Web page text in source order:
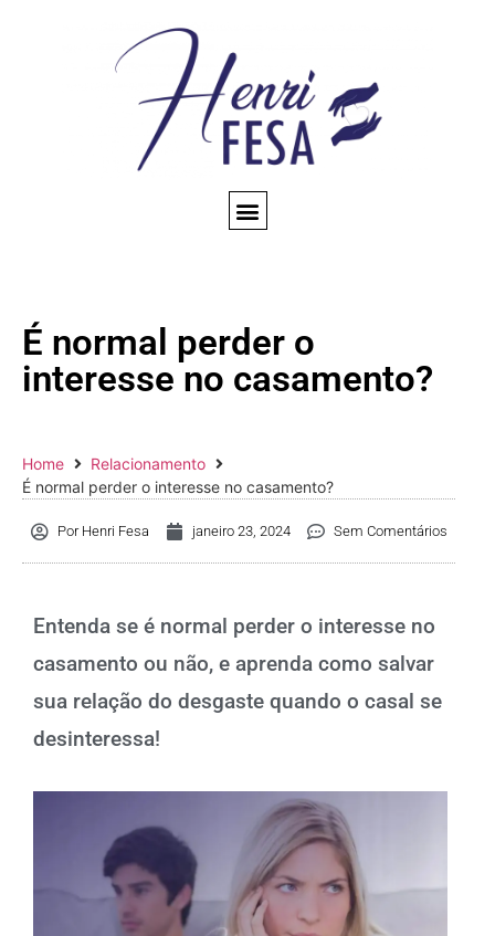
É normal perder o
interesse no casamento?
Home
Relacionamento
É normal perder o interesse no casamento?
PorHenri Fesa janeiro 23, 2024 Sem Comentários
Entenda se é normal perder o interesse no
casamento ou não, e aprenda como salvar
sua relação do desgaste quando o casal se
desinteressa!